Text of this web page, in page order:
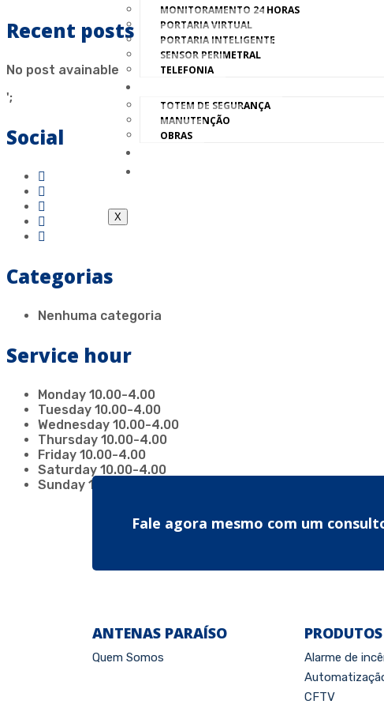
MONITORAMENTO 24 HORAS
PORTARIA VIRTUAL
PORTARIA INTELIGENTE
SENSOR PERIMETRAL
TELEFONIA
TOTEM DE SEGURANÇA
MANUTENÇÃO
OBRAS
X
Recent posts
No post avainable
';
Social
Categorias
Nenhuma categoria
Service hour
Monday 10.00-4.00
Tuesday 10.00-4.00
Wednesday 10.00-4.00
Thursday 10.00-4.00
Friday 10.00-4.00
Saturday 10.00-4.00
Sunday 10.00-4.00
Fale agora mesmo com um
ANTENAS PARAÍSO
Quem Somos
PRODUTOS
Alarme de
CFTV